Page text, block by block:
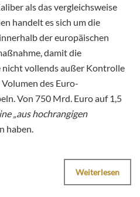
als das vergleichsweise
handelt es sich um die
der europäischen
damit die
vollends außer Kontrolle
des Euro-
Von 750 Mrd. Euro auf 1,5
„aus hochrangigen
haben.
Weiterlesen